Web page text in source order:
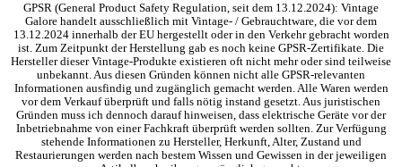
GPSR (General Product Safety Regulation, seit dem 13.12.2024): Vintage
Galore handelt ausschließlich mit Vintage- / Gebrauchtware, die vor dem
13.12.2024 innerhalb der EU hergestellt oder in den Verkehr gebracht worden
ist. Zum Zeitpunkt der Herstellung gab es noch keine GPSR-Zertifikate. Die
Hersteller dieser Vintage-Produkte existieren oft nicht mehr oder sind teilweise
unbekannt. Aus diesen Gründen können nicht alle GPSR-relevanten
Informationen ausfindig und zugänglich gemacht werden. Alle Waren werden
vor dem Verkauf überprüft und falls nötig instand gesetzt. Aus juristischen
Gründen muss ich dennoch darauf hinweisen, dass elektrische Geräte vor der
Inbetriebnahme von einer Fachkraft überprüft werden sollten. Zur Verfügung
stehende Informationen zu Hersteller, Herkunft, Alter, Zustand und
Restaurierungen werden nach bestem Wissen und Gewissen in der jeweiligen